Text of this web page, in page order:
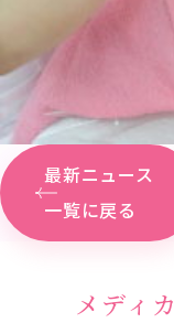
最新ニュース
一覧に戻る
メディ